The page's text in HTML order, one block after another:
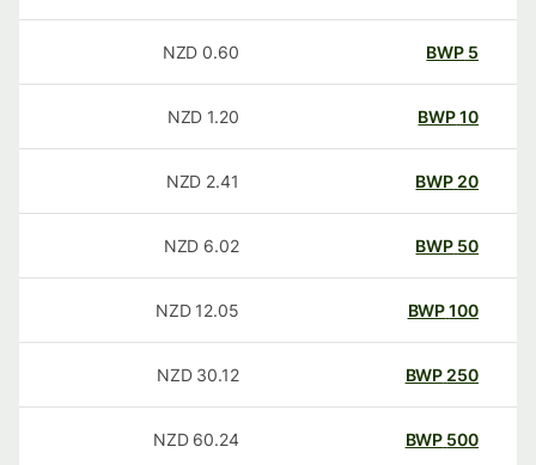
BWP
0.60
NZD
BWP
1.20
NZD
20
BWP
2.41
NZD
50
BWP
6.02
NZD
100
BWP
12.05
NZD
250
BWP
30.12
NZD
500
BWP
60.24
NZD